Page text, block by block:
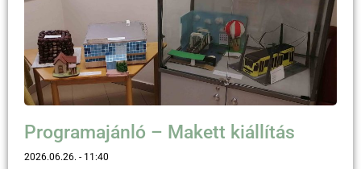
Programajánló – Makett kiállítás
2026.06.26. 11:40